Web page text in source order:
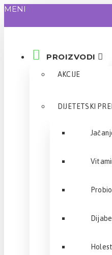
MENI
PROIZVODI
AKCIJE
DIJETETSKI